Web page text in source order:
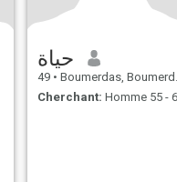
حياة
49 • Boumerdas, Boumerdes, Algérie
Cherchant: Homme 55 -